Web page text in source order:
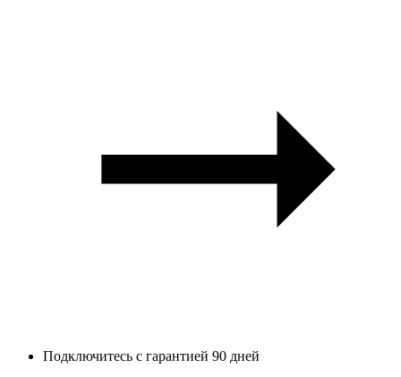
Подключитесь с гарантией 90 дней